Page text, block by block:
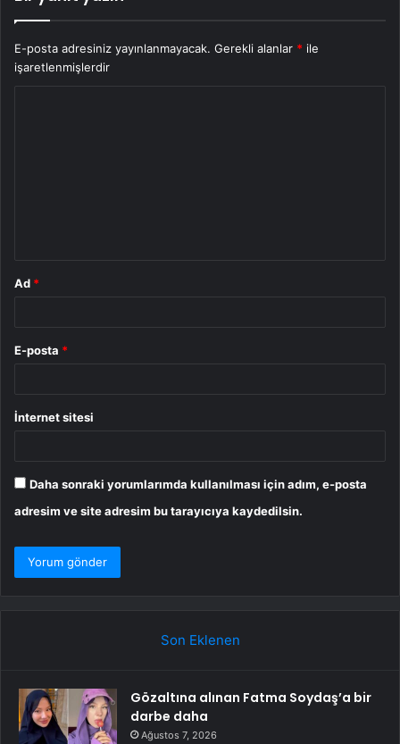
E-posta adresiniz yayınlanmayacak. Gerekli alanlar * ile
işaretlenmişlerdir
Ad *
E-posta *
İnternet sitesi
Daha sonraki yorumlarımda kullanılması için adım, e-posta
adresim ve site adresim bu tarayıcıya kaydedilsin.
Son Eklenen
Gözaltına alınan Fatma Soydaş’a bir
darbe daha
Ağustos 7, 2026